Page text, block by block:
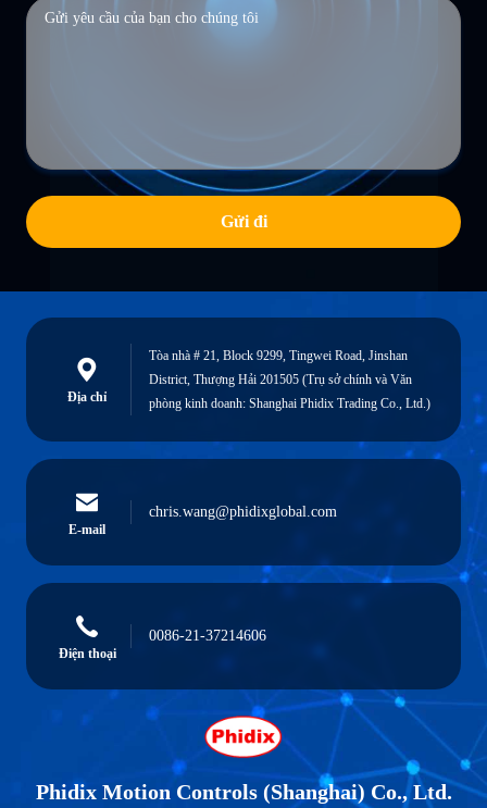
Gửi đi
Địa chỉ
Tòa nhà # 21, Block 9299, Tingwei Road, Jinshan
District, Thượng Hải 201505 (Trụ sở chính và Văn
phòng kinh doanh: Shanghai Phidix Trading Co., Ltd.)
E-mail
chris.wang@phidixglobal.com
Điện thoại
0086-21-37214606
Phidix Motion Controls (Shanghai) Co., Ltd.